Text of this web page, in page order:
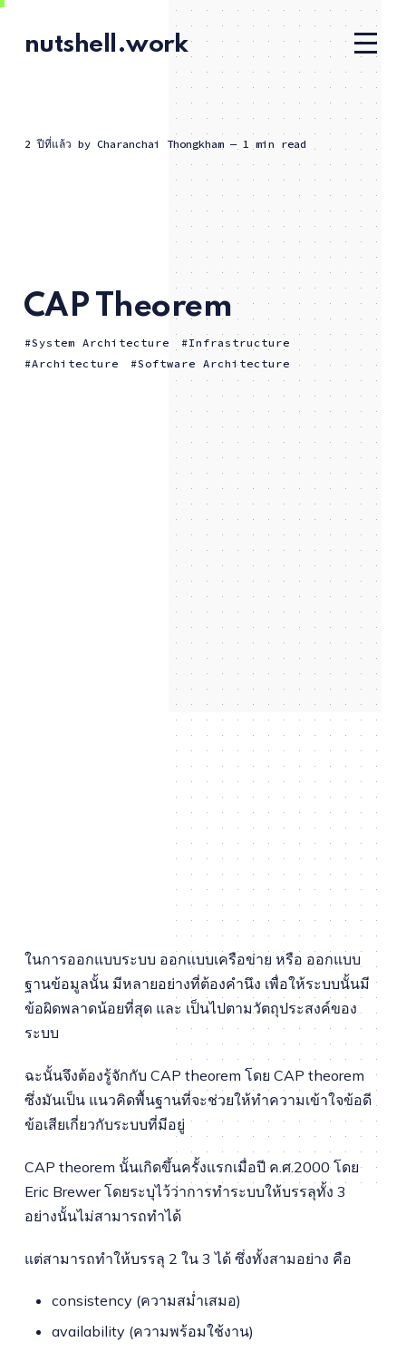
nutshell.work
2 ปีที่แล้ว by Charanchai Thongkham — 1 min read
CAP Theorem
System Architecture
Infrastructure
Architecture
Software Architecture
ในการออกแบบระบบ ออกแบบเครือข่าย หรือ ออกแบบ
ฐานข้อมูลนั้น มีหลายอย่างที่ต้องคำนึง เพื่อให้ระบบนั้นมี
ข้อผิดพลาดน้อยที่สุด และ เป็นไปตามวัตถุประสงค์ของ
ระบบ
ฉะนั้นจึงต้องรู้จักกับ CAP theorem โดย CAP theorem
ซึ่งมันเป็น แนวคิดพื้นฐานที่จะช่วยให้ทำความเข้าใจข้อดี
ข้อเสียเกี่ยวกับระบบที่มีอยู่
CAP theorem นั้นเกิดขึ้นครั้งแรกเมื่อปี ค.ศ.2000 โดย
Eric Brewer โดยระบุไว้ว่าการทำระบบให้บรรลุทั้ง 3
อย่างนั้นไม่สามารถทำได้
แต่สามารถทำให้บรรลุ 2 ใน 3 ได้ ซึ่งทั้งสามอย่าง คือ
consistency (ความสม่ำเสมอ)
availability (ความพร้อมใช้งาน)